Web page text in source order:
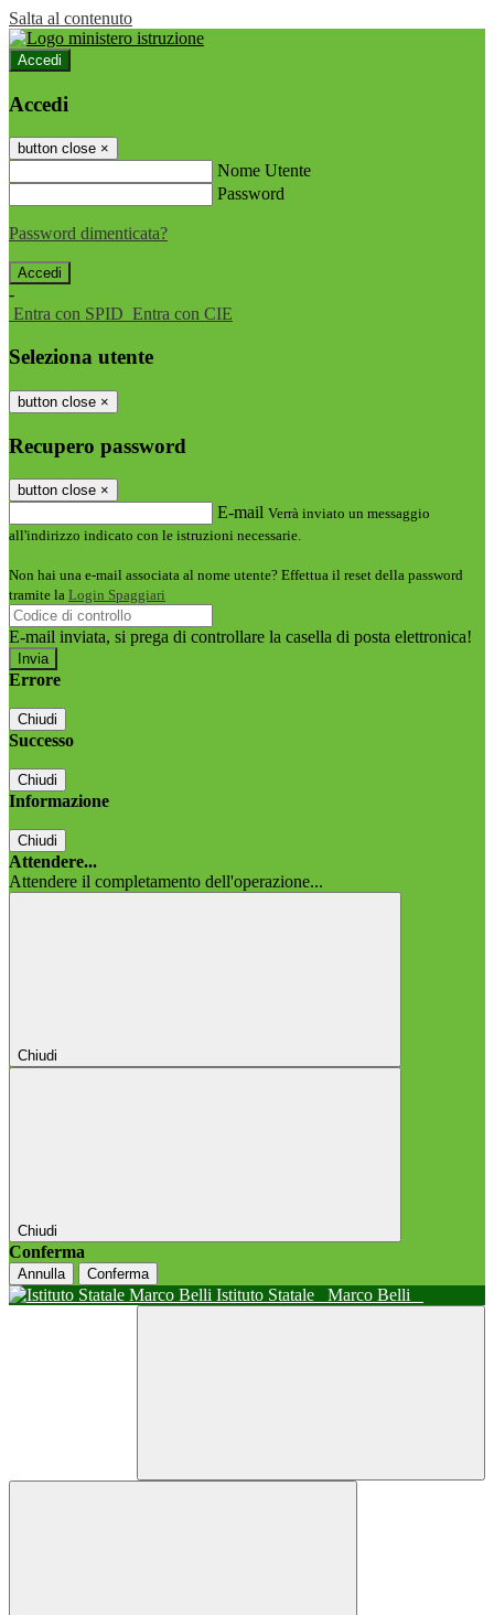
Salta al contenuto
Accedi
Accedi
button close ×
Nome Utente
Password
Password dimenticata?
-
Entra con SPID Entra con CIE
Seleziona utente
button close ×
Recupero password
button close ×
E-mail Verrà inviato un messaggio
all'indirizzo indicato con le istruzioni necessarie.
Non hai una e-mail associata al nome utente? Effettua il reset della password
tramite la Login Spaggiari
E-mail inviata, si prega di controllare la casella di posta elettronica!
Errore
Chiudi
Successo
Chiudi
Informazione
Chiudi
Attendere...
Attendere il completamento dell'operazione...
Chiudi
Chiudi
Conferma
Annulla Conferma
Istituto Statale Marco Belli